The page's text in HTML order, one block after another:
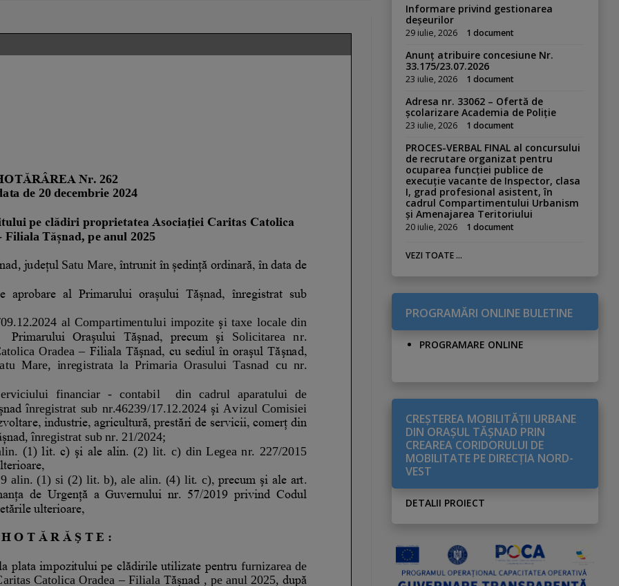
Informare privind gestionarea
deșeurilor
29 iulie, 2026 1 document
Anunț atribuire concesiune Nr.
33.175/23.07.2026
23 iulie, 2026 1 document
Adresa nr. 33062 – Ofertă de
școlarizare Academia de Poliție
23 iulie, 2026 1 document
PROCES-VERBAL FINAL al concursului
de recrutare organizat pentru
ocuparea funcției publice de
execuție vacante de Inspector, clasa
I, grad profesional asistent, în
cadrul Compartimentului Urbanism
și Amenajarea Teritoriului
20 iulie, 2026 1 document
VEZI TOATE ...
PROGRAMĂRI ONLINE BULETINE
PROGRAMARE ONLINE
CREŞTEREA MOBILITĂŢII URBANE
DIN ORAŞUL TĂŞNAD PRIN
CREAREA CORIDORULUI DE
MOBILITATE PE DIRECŢIA NORD-
VEST
DETALII PROIECT